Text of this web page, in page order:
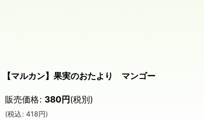
【マルカン】果実のおたより マンゴー
販売価格: 380円(税別)
(税込: 418円)